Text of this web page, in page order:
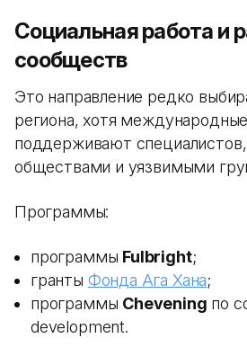
Социальная работа и
сообществ
Это направление редко
региона, хотя
поддерживают
обществами и уязвимыми
Программы:
программы Fulbright;
гранты Фонда Ага Хана;
программы Chevening по
development.